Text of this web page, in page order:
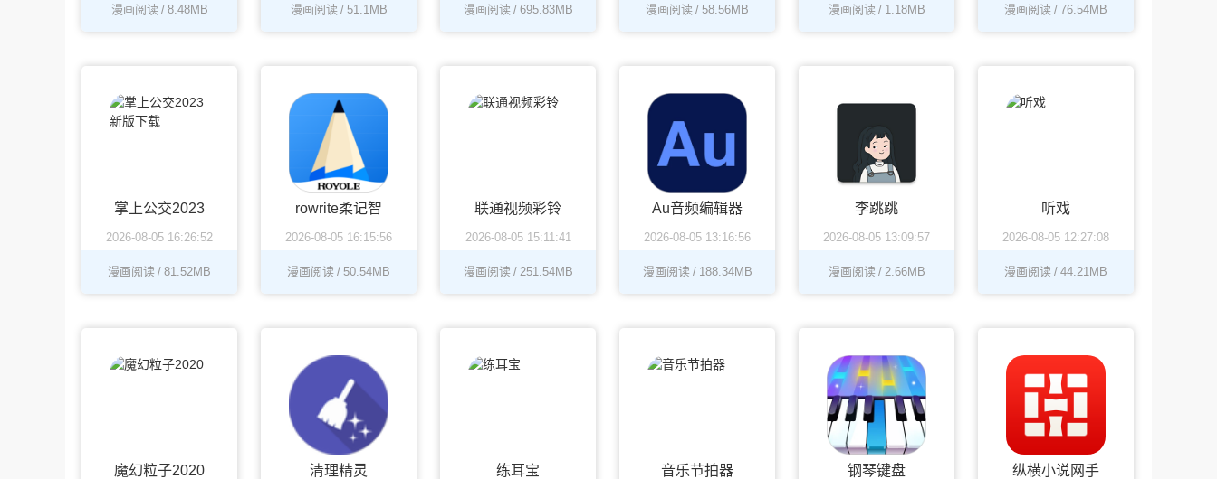
漫画阅读 / 8.48MB 漫画阅读 / 51.1MB 漫画阅读 / 695.83MB 漫画阅读 / 58.56MB 漫画阅读 / 1.18MB 漫画阅读 / 76.54MB
掌上公交2023
新版下载
2026-08-05 16:26:52
漫画阅读 / 81.52MB
rowrite柔记智
能手写板
2026-08-05 16:15:56
漫画阅读 / 50.54MB
联通视频彩铃
2026-08-05 15:11:41
漫画阅读 / 251.54MB
Au音频编辑器
2026-08-05 13:16:56
漫画阅读 / 188.34MB
李跳跳
2026-08-05 13:09:57
漫画阅读 / 2.66MB
听戏
2026-08-05 12:27:08
漫画阅读 / 44.21MB
魔幻粒子2020 清理精灵 练耳宝 音乐节拍器 钢琴键盘 纵横小说网手